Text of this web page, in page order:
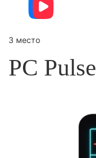
3 место
PC Pulse